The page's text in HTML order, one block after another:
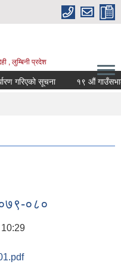
, लुम्बिनी प्रदेश
गरिएको सूचना १९ औं गाउँसभाको
०८०